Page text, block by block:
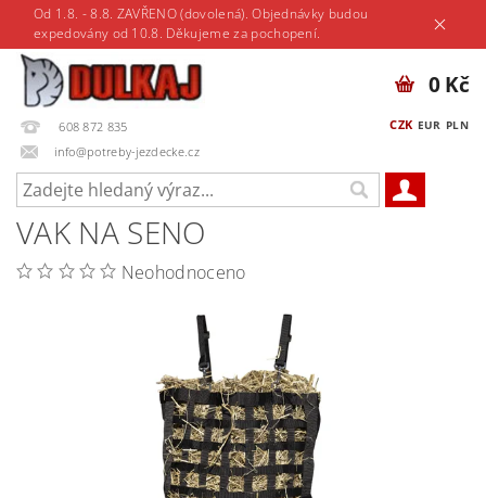
Od 1.8. - 8.8. ZAVŘENO (dovolená). Objednávky budou
expedovány od 10.8. Děkujeme za pochopení.
608 872 835
info@potreby-jezdecke.cz
CZK EUR PLN
0 Kč
VAK NA SENO
Neohodnoceno